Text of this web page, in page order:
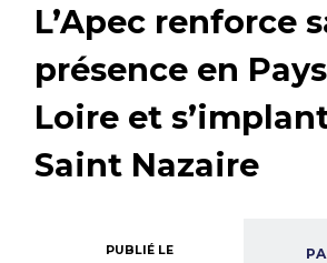
L’Apec renforce
présence en
Loire et
Saint Nazaire
PUBLIÉ LE